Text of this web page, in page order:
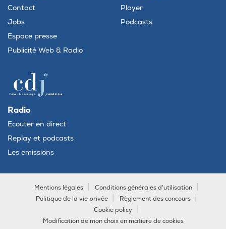
Contact
Jobs
Espace presse
Publicité Web & Radio
Player
Podcasts
Radio
Ecouter en direct
Replay et podcasts
Les emissions
Mentions légales
Conditions générales d'utilisation
Politique de la vie privée
Règlement des concours
Cookie policy
Modification de mon choix en matière de cookies